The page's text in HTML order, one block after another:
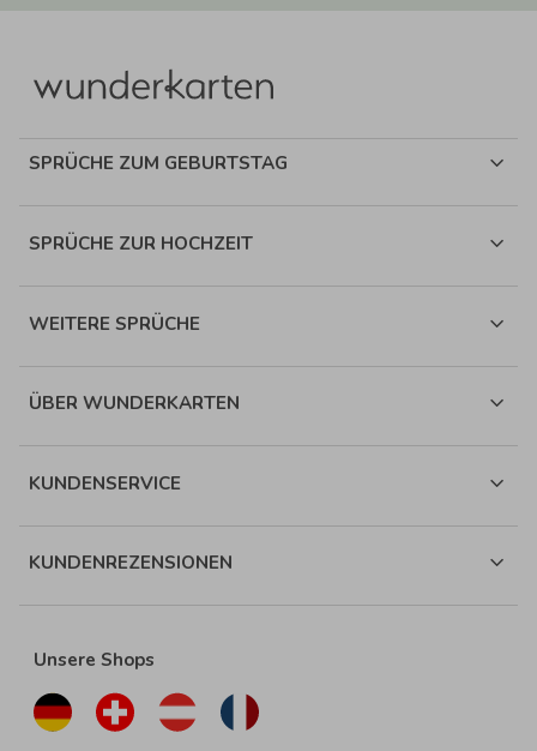
SPRÜCHE ZUM GEBURTSTAG
SPRÜCHE ZUR HOCHZEIT
WEITERE SPRÜCHE
ÜBER WUNDERKARTEN
KUNDENSERVICE
KUNDENREZENSIONEN
Unsere Shops